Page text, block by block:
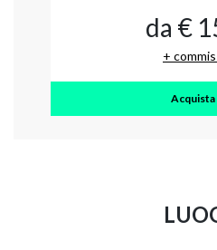
da €
+
Acquista